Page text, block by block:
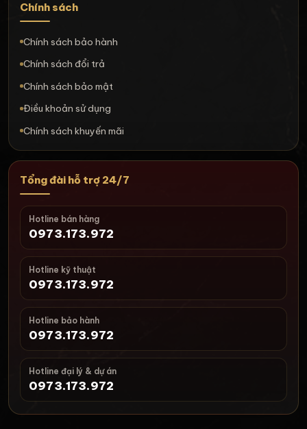
Chính sách
Chính sách bảo hành
Chính sách đổi trả
Chính sách bảo mật
Điều khoản sử dụng
Chính sách khuyến mãi
Tổng đài hỗ trợ 24/7
Hotline bán hàng
0973.173.972
Hotline kỹ thuật
0973.173.972
Hotline bảo hành
0973.173.972
Hotline đại lý & dự án
0973.173.972